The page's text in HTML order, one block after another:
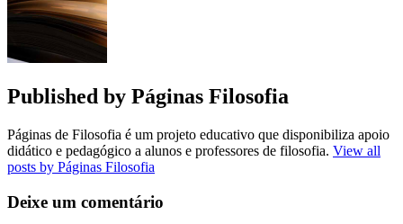
Published by Páginas Filosofia
Páginas de Filosofia é um projeto educativo que disponibiliza apoio
didático e pedagógico a alunos e professores de filosofia. View all
posts by Páginas Filosofia
Deixe um comentário